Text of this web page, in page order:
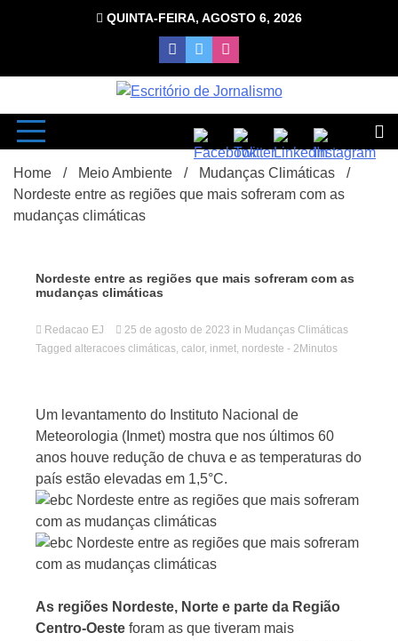
QUINTA-FEIRA, AGOSTO 6, 2026
de
com Luciana Leão
Home Meio Ambiente
Mudanças Climáticas
Nordeste entre as regiões que mais sofreram com as
mudanças climáticas
Nordeste entre as regiões que mais sofreram com as
mudanças climáticas
Redacao EJ 25 de agosto de 2023 in Mudanças Climáticas
Tagged alteracoes climáticas, calor, inmet, nordeste - 2Minutos
Um levantamento do Instituto Nacional de
Meteorologia (Inmet) mostra que nos últimos 60
anos houve redução de chuva e as temperaturas do
país estão elevadas em 1,5°C.
As regiões Nordeste, Norte e parte da Região
Centro-Oeste foram as que tiveram mais